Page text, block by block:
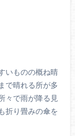
いものの概ね晴
で晴れる所が多
々で雨が降る見
折り畳みの傘を